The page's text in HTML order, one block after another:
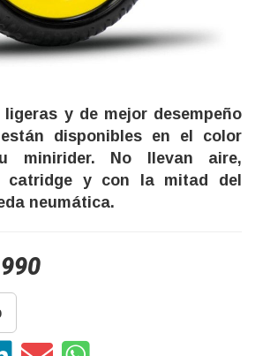
y de mejor desempeño
disponibles en el color
minirider. No llevan aire,
catridge y con la mitad del
neumática.